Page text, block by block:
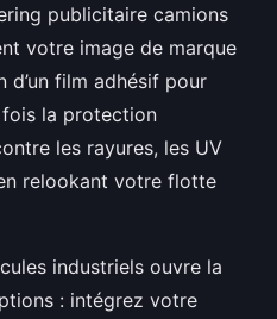
publicitaire camions
votre image de marque
d’un film adhésif pour
la protection
les rayures, les UV
relookant votre flotte
industriels ouvre la
: intégrez votre